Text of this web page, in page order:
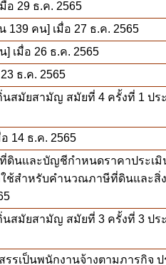
อ 29 ธ.ค. 2565
139 คน] เมื่อ 27 ธ.ค. 2565
] เมื่อ 26 ธ.ค. 2565
ธ.ค. 2565
สมัยสามัญ สมัยที่ 4 ครั้งที่ 1 ปร
14 ธ.ค. 2565
นและบัญชีกำหนดราคาประเมิ
ช้สำหรับคำนวณภาษีที่ดินและสิ่
สมัยสามัญ สมัยที่ 3 ครั้งที่ 3 ปร
รเป็นพนักงานจ้างตามภารกิจ